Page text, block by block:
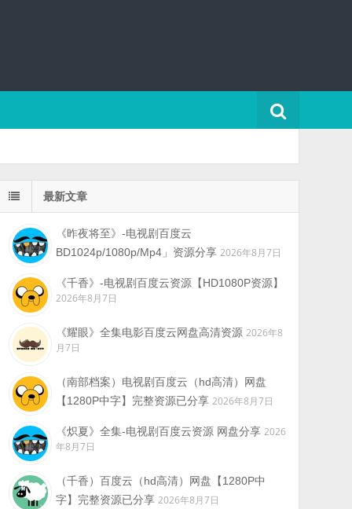
最新文章
《昨夜将至》-电视剧百度云
BD1024p/1080p/Mp4」资源分享 2026年8月7日
《千香》-电视剧百度云资源【HD1080P资源】
2026年8月7日
《耀眼》全集电影百度云网盘高清资源 2026年8
月7日
（南部档案）电视剧百度云（hd高清）网盘
【1280P中字】完整资源已分享 2026年8月7日
《炽夏》全集-电视剧百度云资源 网盘分享 2026
年8月7日
（千香）百度云（hd高清）网盘【1280P中
字】完整资源已分享 2026年8月7日